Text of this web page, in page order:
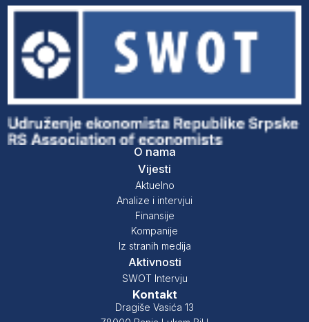
O nama
Vijesti
Aktuelno
Analize i intervjui
Finansije
Kompanije
Iz stranih medija
Aktivnosti
SWOT Intervju
Kontakt
Dragiše Vasića 13